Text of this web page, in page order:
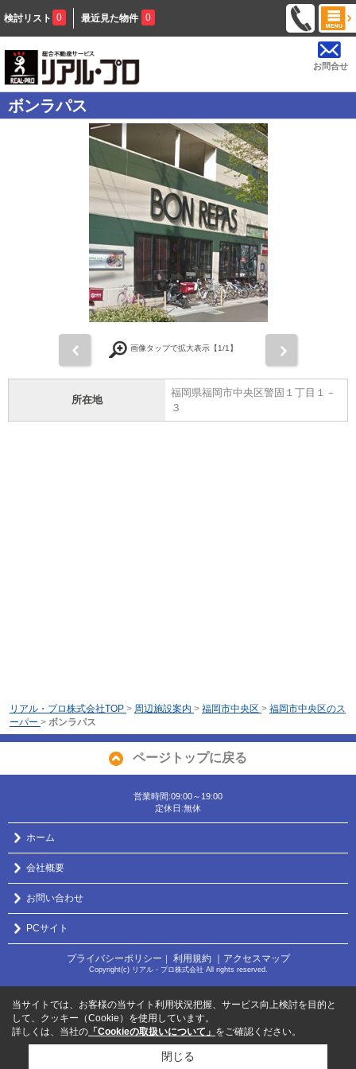
検討リスト 0 最近見た物件 0
お問合せ
ボンラパス
画像タップで拡大表示【1/1】
所在地
福岡県福岡市中央区警固１丁目１－
３
リアル・プロ株式会社TOP > 周辺施設案内 > 福岡市中央区 > 福岡市中央区のス
ーパー > ボンラパス
ページトップに戻る
営業時間:09:00～19:00
定休日:無休
ホーム
会社概要
お問い合わせ
PCサイト
プライバシーポリシー ｜ 利用規約 ｜アクセスマップ
Copyright(c) リアル・プロ株式会社 All rights reserved.
当サイトでは、お客様の当サイト利用状況把握、サービス向上検討を目的と
して、クッキー（Cookie）を使用しています。
詳しくは、当社の 「Cookieの取扱いについて」 をご確認ください。
閉じる